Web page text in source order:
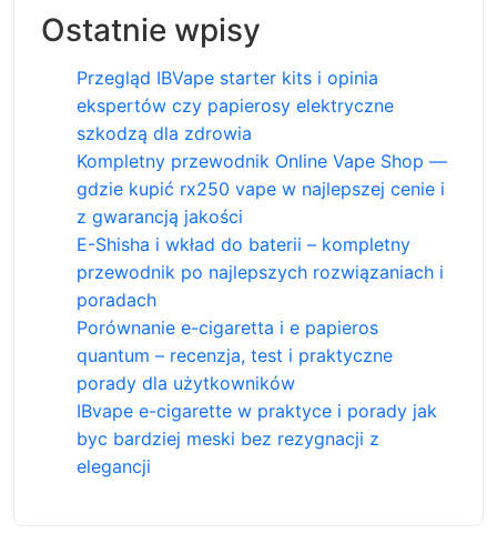
Ostatnie wpisy
Przegląd IBVape starter kits i opinia
ekspertów czy papierosy elektryczne
szkodzą dla zdrowia
Kompletny przewodnik Online Vape Shop —
gdzie kupić rx250 vape w najlepszej cenie i
z gwarancją jakości
E-Shisha i wkład do baterii – kompletny
przewodnik po najlepszych rozwiązaniach i
poradach
Porównanie e-cigaretta i e papieros
quantum – recenzja, test i praktyczne
porady dla użytkowników
IBvape e-cigarette w praktyce i porady jak
byc bardziej meski bez rezygnacji z
elegancji